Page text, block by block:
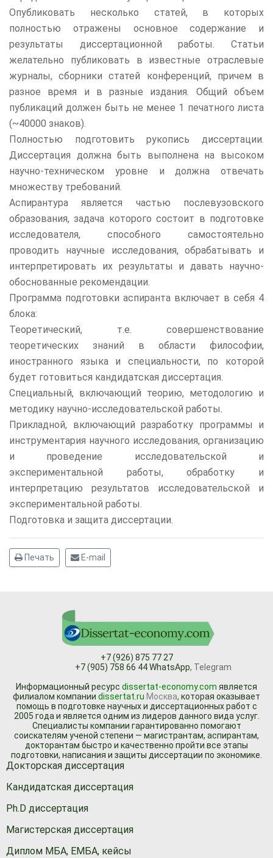
Опубликовать несколько статей, в которых
полностью отражены основное содержание и
результаты диссертационной работы. Статьи
желательно публиковать в известные отраслевые
журналы, сборники статей конференций, причем в
разное время и в разные издания. Общий объем
публикаций должен быть не менее 1 печатного листа
(~40000 знаков).
Полностью подготовить рукопись диссертации.
Диссертация должна быть выполнена на высоком
научно-техническом уровне и должна отвечать
множеству требований.
Аспирантура является частью послевузовского
образования, задача которого состоит в подготовке
исследователя, способного самостоятельно
проводить научные исследования, обрабатывать и
интерпретировать их результаты и давать научно-
обоснованные рекомендации.
Программа подготовки аспиранта включает в себя 4
блока:
Теоретический, т.е. совершенствование
теоретических знаний в области философии,
иностранного языка и специальности, по которой
будет готовиться кандидатская диссертация.
Специальный, включающий теорию, методологию и
методику научно-исследовательской работы.
Прикладной, включающий разработку программы и
инструментария научного исследования, организацию
и проведение исследовательской и
экспериментальной работы, обработку и
интерпретацию результатов исследовательской и
экспериментальной работы.
Подготовка и защита диссертации.
Печать E-mail
+7 (926) 875 77 27
+7 (905) 758 66 44 WhatsApp, Telegram
Информационный ресурc dissertat-economy.com является
филиалом компании dissertat.ru Москва, которая оказывает
помощь в подготовке научных и диссертационных работ с
2005 года и является одним из лидеров данного вида услуг.
Специалисты компании гарантированно помогают
соискателям ученой степени — магистрантам, аспирантам,
докторантам быстро и качественно пройти все этапы
подготовки, написания и защиты диссертации по экономике.
Докторская диссертация
Кандидатская диссертация
Ph.D диссертация
Магистерская диссертация
Диплом МБА, ЕМБА, кейсы